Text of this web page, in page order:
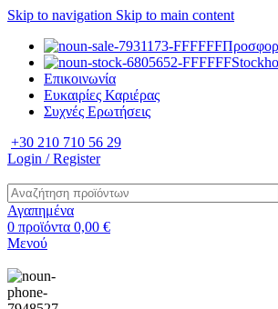
Skip to navigation Skip to main content
Επικοινωνία
Ευκαιρίες Καριέρας
Συχνές Ερωτήσεις
+30 210 710 56 29
Login / Register
Αγαπημένα
0 προϊόντα 0,00 €
Μενού